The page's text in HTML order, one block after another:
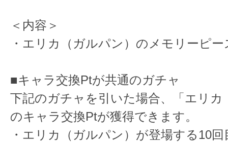
＜内容＞
・エリカ（ガルパン）のメモリーピー
■キャラ交換Ptが共通のガチャ
下記のガチャを引いた場合、「エリカ
のキャラ交換Ptが獲得できます。
・エリカ（ガルパン）が登場する10